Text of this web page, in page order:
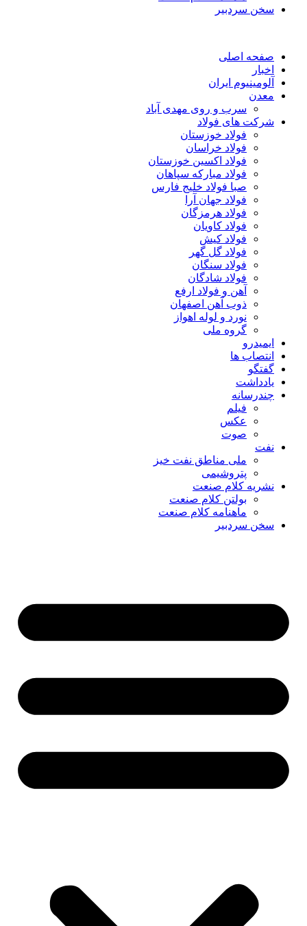
سخن سردبیر
صفحه اصلی
اخبار
آلومینیوم ایران
معدن
سرب و روی مهدی آباد
شرکت های فولاد
فولاد خوزستان
فولاد خراسان
فولاد اکسین خوزستان
فولاد مبارکه سپاهان
صبا فولاد خلیج فارس
فولاد جهان آرا
فولاد هرمزگان
فولاد کاویان
فولاد کیش
فولاد گل گهر
فولاد سنگان
فولاد شادگان
آهن و فولاد ارفع
ذوب آهن اصفهان
نورد و لوله اهواز
گروه ملی
ایمیدرو
انتصاب ها
گفتگو
یادداشت
چندرسانه
فیلم
عکس
صوت
نفت
ملی مناطق نفت خیز
پتروشیمی
نشریه کلام صنعت
بولتن کلام صنعت
ماهنامه کلام صنعت
سخن سردبیر